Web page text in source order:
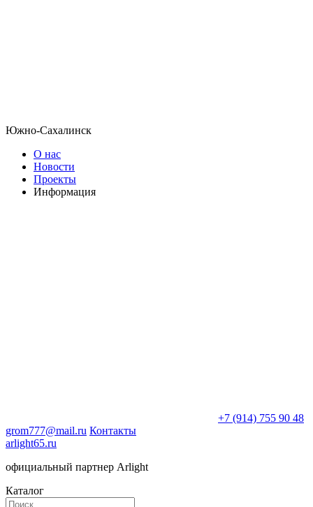
Южно-Сахалинск
О нас
Новости
Проекты
Информация
+7 (914) 755 90 48
grom777@mail.ru Контакты
arlight65.ru
официальный партнер Arlight
Каталог